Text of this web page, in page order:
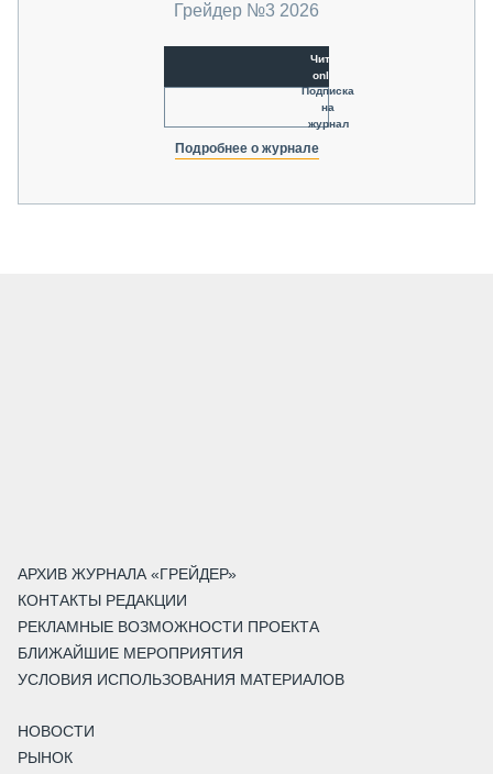
Грейдер №3 2026
Читать
online
Подписка
на
журнал
Подробнее о журнале
АРХИВ ЖУРНАЛА «ГРЕЙДЕР»
КОНТАКТЫ РЕДАКЦИИ
РЕКЛАМНЫЕ ВОЗМОЖНОСТИ ПРОЕКТА
БЛИЖАЙШИЕ МЕРОПРИЯТИЯ
УСЛОВИЯ ИСПОЛЬЗОВАНИЯ МАТЕРИАЛОВ
НОВОСТИ
РЫНОК